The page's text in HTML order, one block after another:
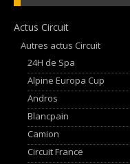
Actus Circuit
Autres actus Circuit
24H de Spa
Alpine Europa Cup
Andros
Blancpain
Camion
Circuit France